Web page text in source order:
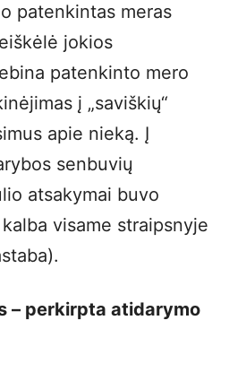
patenkintas meras
jokios
patenkinto mero
į „saviškių“
apie nieką. Į
senbuvių
atsakymai buvo
visame straipsnyje
– perkirpta atidarymo